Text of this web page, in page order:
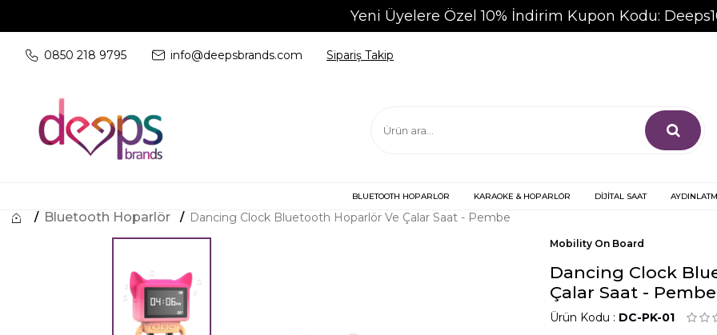
Yeni Üyelere Özel 10% İndirim Kupon Kodu:
0850 218 9795 info@deepsbrands.com Sipariş Takip
BLUETOOTH HOPARLÖR KARAOKE & HOPARLÖR DİJİTAL SAAT
Bluetooth Hoparlör Dancing Clock Bluetooth Hoparlör Ve Çalar Saat - Pembe
Mobility On Board
Dancing Clock
Çalar Saat - Pembe
Ürün Kodu : DC-PK-01